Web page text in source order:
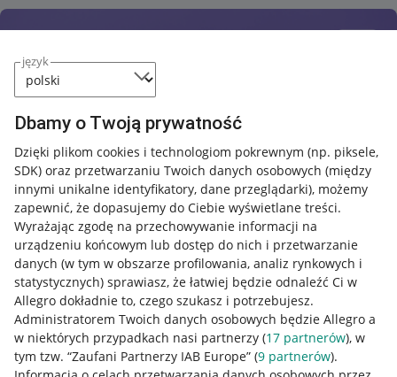
język
Dbamy o Twoją prywatność
Dzięki plikom cookies i technologiom pokrewnym (np. piksele,
SDK) oraz przetwarzaniu Twoich danych osobowych (między
innymi unikalne identyfikatory, dane przeglądarki), możemy
zapewnić, że dopasujemy do Ciebie wyświetlane treści.
Wyrażając zgodę na przechowywanie informacji na
urządzeniu końcowym lub dostęp do nich i przetwarzanie
danych (w tym w obszarze profilowania, analiz rynkowych i
statystycznych) sprawiasz, że łatwiej będzie odnaleźć Ci w
Allegro dokładnie to, czego szukasz i potrzebujesz.
Administratorem Twoich danych osobowych będzie Allegro a
w niektórych przypadkach nasi partnerzy (17 partnerów), w
tym tzw. “Zaufani Partnerzy IAB Europe” (9 partnerów).